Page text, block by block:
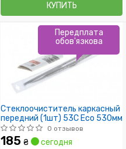
КУПИТЬ
Стеклоочиститель каркасный
передний (1шт) 53C Eco 530мм
0 отзывов
185 ₴ сегодня
Передплата
обов'язкова